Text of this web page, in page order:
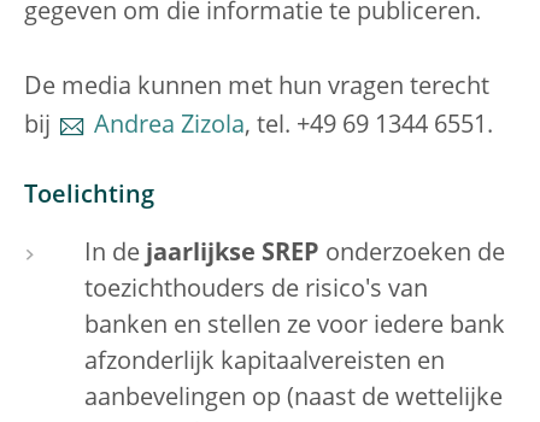
gegeven om die informatie te publiceren.
De media kunnen met hun vragen terecht
bij
Andrea Zizola, tel. +49 69 1344 6551.
Toelichting
In de jaarlijkse SREP onderzoeken de
toezichthouders de risico's van
banken en stellen ze voor iedere bank
afzonderlijk kapitaalvereisten en
aanbevelingen op (naast de wettelijke